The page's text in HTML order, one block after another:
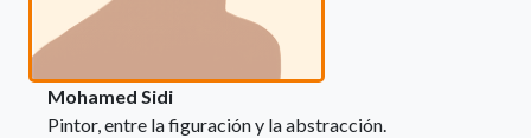
Mohamed Sidi
Pintor, entre la figuración y la abstracción.